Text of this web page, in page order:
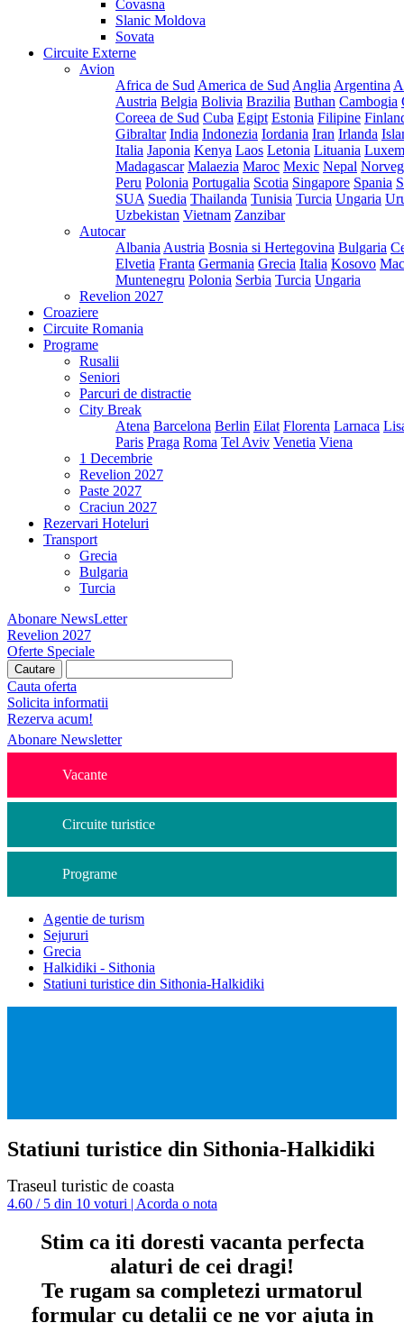
Covasna
Slanic Moldova
Sovata
Circuite Externe
Avion
Africa de Sud America de Sud Anglia Argentina
Austria Belgia Bolivia Brazilia Buthan Cambogia
Coreea de Sud Cuba Egipt Estonia Filipine
Gibraltar India Indonezia Iordania Iran Irlanda
Italia Japonia Kenya Laos Letonia Lituania
Madagascar Malaezia Maroc Mexic Nepal
Peru Polonia Portugalia Scotia Singapore Spania
SUA Suedia Thailanda Tunisia Turcia Ungaria
Uzbekistan Vietnam Zanzibar
Autocar
Albania Austria Bosnia si Hertegovina Bulgaria
Elvetia Franta Germania Grecia Italia Kosovo
Muntenegru Polonia Serbia Turcia Ungaria
Revelion 2027
Croaziere
Circuite Romania
Programe
Rusalii
Seniori
Parcuri de distractie
City Break
Atena Barcelona Berlin Eilat Florenta Larnaca
Paris Praga Roma Tel Aviv Venetia Viena
1 Decembrie
Revelion 2027
Paste 2027
Craciun 2027
Rezervari Hoteluri
Transport
Grecia
Bulgaria
Turcia
Abonare NewsLetter
Revelion 2027
Oferte Speciale
Cauta oferta
Solicita informatii
Rezerva acum!
Abonare Newsletter
Vacante
Circuite turistice
Programe
Agentie de turism
Sejururi
Grecia
Halkidiki - Sithonia
Statiuni turistice din Sithonia-Halkidiki
Statiuni turistice din Sithonia-Halkidiki
Traseul turistic de coasta
4.60 / 5 din 10 voturi | Acorda o nota
Stim ca iti doresti vacanta perfecta
alaturi de cei dragi!
Te rugam sa completezi urmatorul
formular cu detalii ce ne vor ajuta in